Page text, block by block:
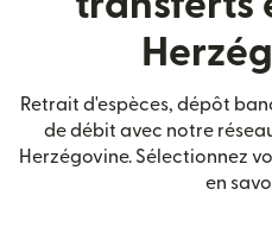
Retrait d'espèces, dépôt
de débit avec notre
Herzégovine. Sélectionnez
en